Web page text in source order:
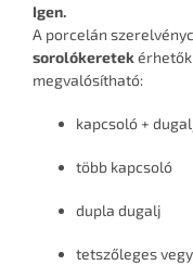
Igen.
A porcelán
sorolókeretek
megvalósítható:
kapcsoló +
több kapcsoló
dupla dugalj
tetszőleges